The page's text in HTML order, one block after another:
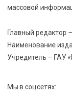
От звёздочек
заслуги
абитуриентов
массовой
Главный редактор
Наименование
Учредитель – ГАУ
Мы в соцсетях: